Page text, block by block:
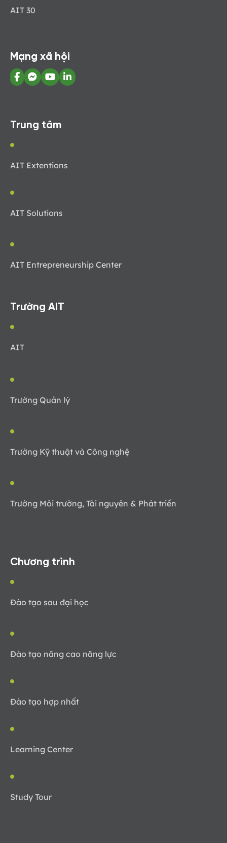
AIT 30
Mạng xã hội
Trung tâm
AIT Extentions
AIT Solutions
AIT Entrepreneurship Center
Trường AIT
AIT
Trường Quản lý
Trường Kỹ thuật và Công nghệ
Trường Môi trường, Tài nguyên & Phát triển
Chương trình
Đào tạo sau đại học
Đào tạo nâng cao năng lực
Đào tạo hợp nhất
Learning Center
Study Tour